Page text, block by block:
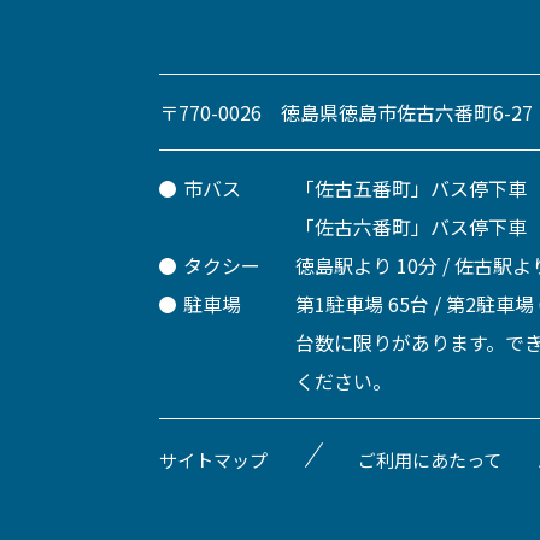
〒770-0026 徳島県徳島市佐古六番町6-27
市バス
「佐古五番町」バス停下
「佐古六番町」バス停下
タクシー
徳島駅より 10分 / 佐古駅
駐車場
第1駐車場 65台 / 第2駐車
台数に限りがあります。で
ください。
サイトマップ ご利用にあたって